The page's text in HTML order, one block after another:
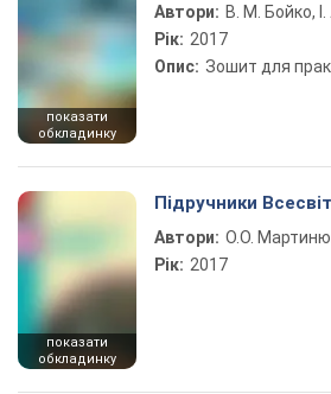
показати
обкладинку
Автори: В. М. Бойко,
Рік: 2017
Опис: Зошит для
показати
обкладинку
Підручники
Автори: О.О.
Рік: 2017